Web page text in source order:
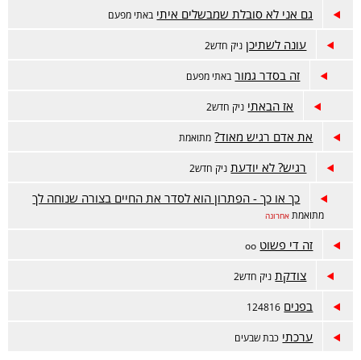
גם אני לא סובלת שמבשלים איתי באתי מפעם
עונה לשתיכן ניק חדש2
זה בסדר גמור באתי מפעם
אז הבאתי ניק חדש2
את אדם רגיש מאוד? מתואמת
רגיש? לא יודעת ניק חדש2
כך או כך - הפתרון הוא לסדר את החיים בצורה שנוחה לך
מתואמת אחרונה
זה די פשוט oo
צודקת ניק חדש2
בפנים 124816
ערכתי כבת שבעים